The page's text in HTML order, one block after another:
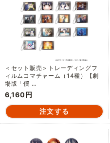
＜セット販売＞トレーディングフ
ィルムコマチャーム（14種）【劇
場版「僕 …
6,160円